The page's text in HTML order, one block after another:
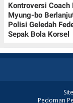
Kontroversi Coach
Myung-bo
Polisi Geledah
Sepak Bola Korsel
Pedoman